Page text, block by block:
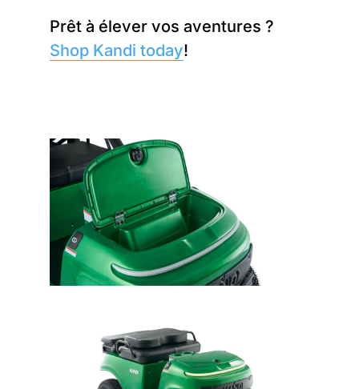
Prêt à élever vos aventures ?
Shop Kandi today!